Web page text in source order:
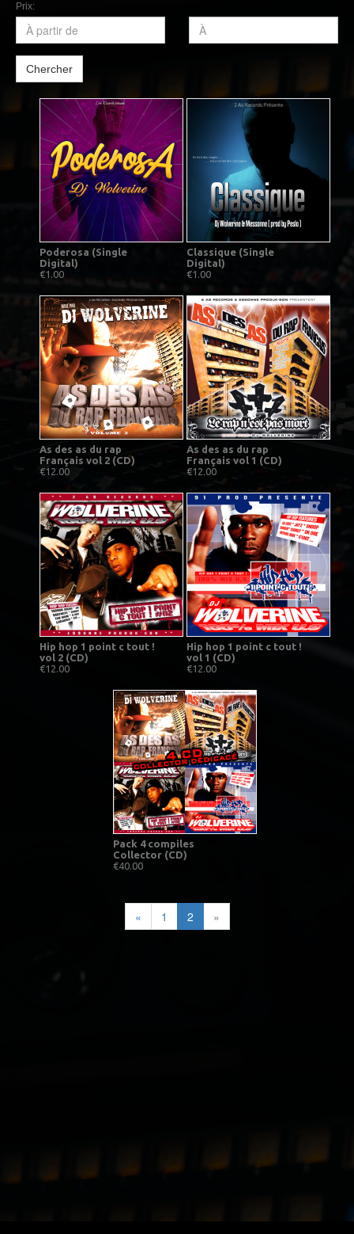
Prix:
Chercher
Poderosa (Single
Digital)
€1.00
Classique (Single
Digital)
€1.00
As des as du rap
Français vol 2 (CD)
€12.00
As des as du rap
Français vol 1 (CD)
€12.00
Hip hop 1 point c tout !
vol 2 (CD)
€12.00
Hip hop 1 point c tout !
vol 1 (CD)
€12.00
Pack 4 compiles
Collector (CD)
€40.00
« 1 2 »